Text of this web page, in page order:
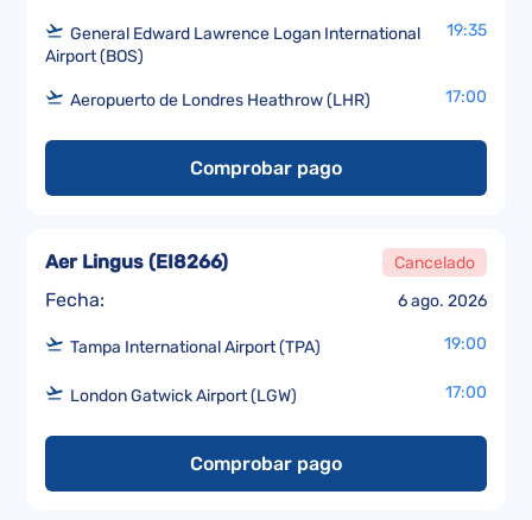
General Edward Lawrence Logan International
Airport (BOS)
19:35
Aeropuerto de Londres Heathrow (LHR) 17:00
Comprobar pago
Fecha: 6 ago. 2026
Aer Lingus (EI8266) Cancelado
Tampa International Airport (TPA) 19:00
London Gatwick Airport (LGW) 17:00
Comprobar pago